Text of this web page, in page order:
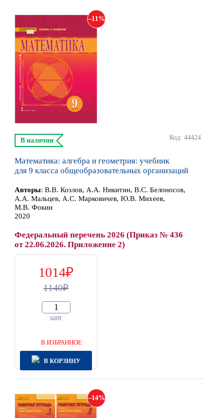
11
Код: 44424
В наличии
Математика: алгебра и геометрия: учебник
для 9 класса общеобразовательных организаций
Авторы: В.В. Козлов, А.А. Никитин, В.С. Белоносов,
А.А. Мальцев, А.С. Марковичев, Ю.В. Михеев,
М.В. Фокин
2020
Федеральный перечень 2026 (Приказ № 436
от 22.06.2026. Приложение 2)
1014
1140
шт
В ИЗБРАННОЕ
В КОРЗИНУ
14